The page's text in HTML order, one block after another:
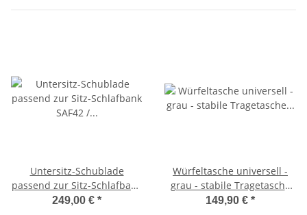
Untersitz-Schublade
passend zur Sitz-Schlafbank
SAF42 / SAF43 mit 47,5 cm
249,00 € *
Würfeltasche universell -
grau - stabile Tragetasche
für Schlafsitzbank SAF42
149,90 € *